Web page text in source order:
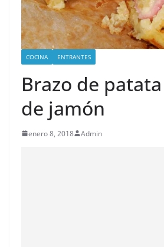
COCINA ENTRANTES
Brazo de
de jamón
enero 8, 2018 Admin